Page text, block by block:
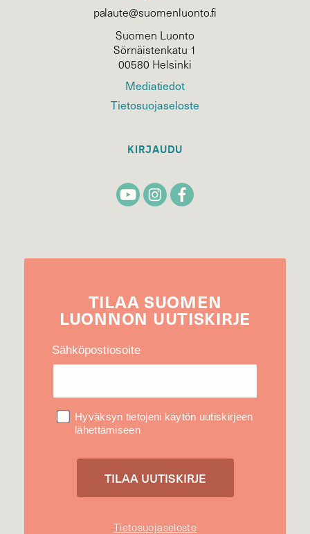
palaute@suomenluonto.fi
Suomen Luonto
Sörnäistenkatu 1
00580 Helsinki
Mediatiedot
Tietosuojaseloste
KIRJAUDU
TILAA SUOMEN
LUONNON UUTIS­KIRJE
Sähköpostiosoite
Hyväksyn tietojeni käytön uutiskirjeen
lähettämiseen
Tietosuojaseloste